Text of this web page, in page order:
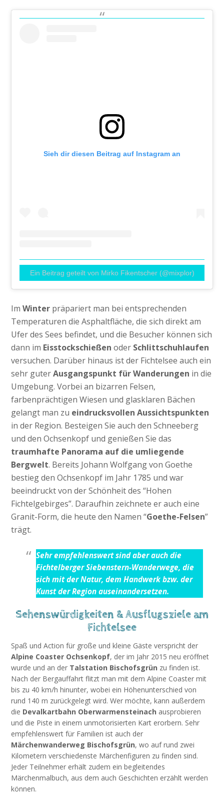
Sieh dir diesen Beitrag auf Instagram an
Ein Beitrag geteilt von Mirko Fikentscher (@mixplor)
ImWinter präpariert man bei entsprechenden
Temperaturen die Asphaltfläche, die sich direkt am
Ufer des Sees befindet, und die Besucher können sich
dann im Eisstockschießen oder Schlittschuhlaufen
versuchen. Darüber hinaus ist der Fichtelsee auch ein
sehr guterAusgangspunkt für Wanderungen in die
Umgebung. Vorbei an bizarren Felsen,
farbenprächtigen Wiesen und glasklaren Bächen
gelangt man zu eindrucksvollen Aussichtspunkten
in der Region. Besteigen Sie auch den Schneeberg
und den Ochsenkopf und genießen Sie das
traumhafte Panorama auf die umliegende
Bergwelt. Bereits Johann Wolfgang von Goethe
bestieg den Ochsenkopf im Jahr 1785 und war
beeindruckt von der Schönheit des “Hohen
Fichtelgebirges”. Daraufhin zeichnete er auch eine
Granit-Form, die heute den Namen “Goethe-Felsen”
trägt.
Sehr empfehlenswert sind aber auch die
Fichtelberger Siebenstern-Wanderwege, die
sich mit der Natur, dem Handwerk bzw. der
Kunst der Region auseinandersetzen.
Sehenswürdigkeiten & Ausflugsziele am
Fichtelsee
Spaß und Action für große und kleine Gäste verspricht der
Alpine Coaster Ochsenkopf, der im Jahr 2015 neu eröffnet
wurde und an der Talstation Bischofsgrün zu finden ist.
Nach der Bergauffahrt flitzt man mit dem Alpine Coaster mit
bis zu 40 km/h hinunter, wobei ein Höhenunterschied von
rund 140 m zurückgelegt wird. Wer möchte, kann außerdem
die Devalkartbahn Oberwarmensteinach ausprobieren
und die Piste in einem unmotorisierten Kart erorbern. Sehr
empfehlenswert für Familien ist auch der
Märchenwanderweg Bischofsgrün, wo auf rund zwei
Kilometern verschiedenste Märchenfiguren zu finden sind.
Jeder Teilnehmer erhält zudem ein begleitendes
Märchenmalbuch, aus dem auch Geschichten erzählt werden
können.